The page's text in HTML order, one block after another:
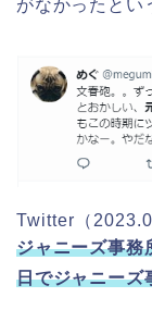
がなかったとい
Twitter（
ジャニーズ事務
日でジャニーズ